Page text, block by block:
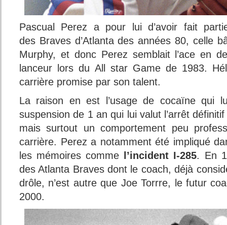
Pascual Perez a pour lui d’avoir fait
des Braves d’Atlanta des années 80, celle
Murphy, et donc Perez semblait l’ace en
lanceur lors du All star Game de 1983.
carrière promise par son talent.
La raison en est l’usage de cocaïne qui
suspension de 1 an qui lui valut l’arrêt
mais surtout un comportement peu
carrière. Perez a notamment été impliqué
les mémoires comme
l’incident I-285. En
des Atlanta Braves dont le coach, déjà
drôle, n’est autre que Joe Torrre, le futur
2000.